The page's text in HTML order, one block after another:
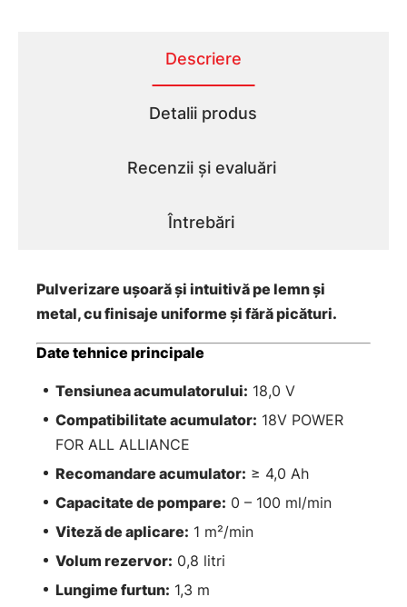
Descriere
Detalii produs
Recenzii și evaluări
Întrebări
Pulverizare ușoară și intuitivă pe lemn și
metal, cu finisaje uniforme și fără picături.
Date tehnice principale
Tensiunea acumulatorului: 18,0 V
Compatibilitate acumulator: 18V POWER
FOR ALL ALLIANCE
Recomandare acumulator: ≥ 4,0 Ah
Capacitate de pompare: 0 – 100 ml/min
Viteză de aplicare: 1 m²/min
Volum rezervor: 0,8 litri
Lungime furtun: 1,3 m